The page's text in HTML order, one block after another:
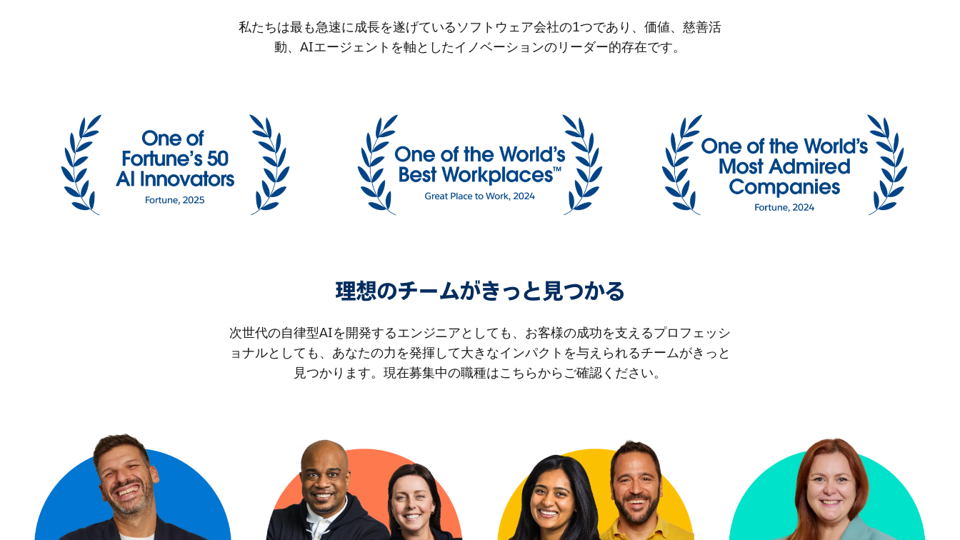
私たちは最も急速に成長を遂げているソフトウェア会社の1つであり、価値、慈善活
動、AIエージェントを軸としたイノベーションのリーダー的存在です。
理想のチームがきっと見つかる
次世代の自律型AIを開発するエンジニアとしても、お客様の成功を支えるプロフェッシ
ョナルとしても、あなたの力を発揮して大きなインパクトを与えられるチームがきっと
見つかります。現在募集中の職種はこちらからご確認ください。